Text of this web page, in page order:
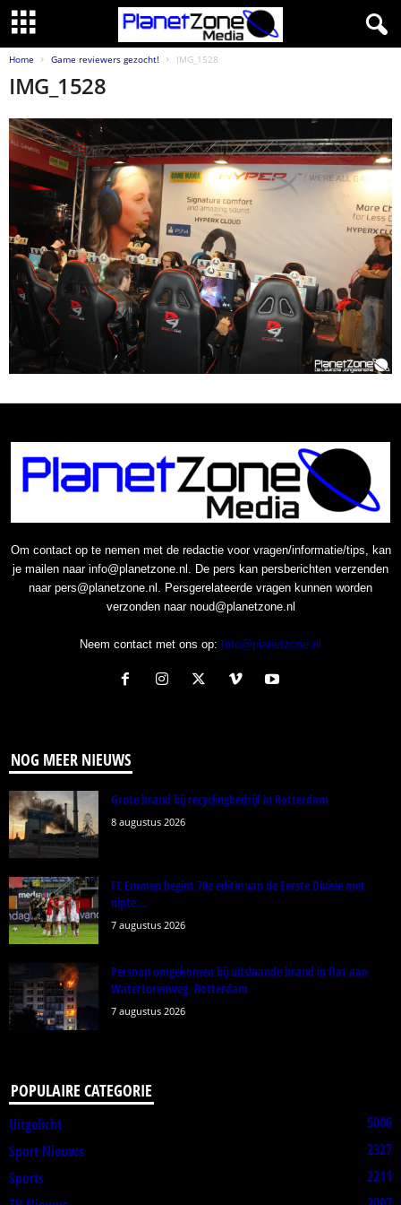
Home Game reviewers gezocht! IMG_1528
IMG_1528
Om contact op te nemen met de redactie voor vragen/informatie/tips, kan
je mailen naar info@planetzone.nl. De pers kan persberichten verzenden
naar pers@planetzone.nl. Persgerelateerde vragen kunnen worden
verzonden naar noud@planetzone.nl
Neem contact met ons op: Info@planetzone.nl
NOG MEER NIEUWS
Grote brand bij recyclingbedrijf in Rotterdam
8 augustus 2026
FC Emmen begint 70e editie van de Eerste Divisie met
nipte...
7 augustus 2026
Persoon omgekomen bij uitslaande brand in flat aan
Watertorenweg, Rotterdam
7 augustus 2026
POPULAIRE CATEGORIE
Uitgelicht
5006
Sport Nieuws
2327
Sports
2211